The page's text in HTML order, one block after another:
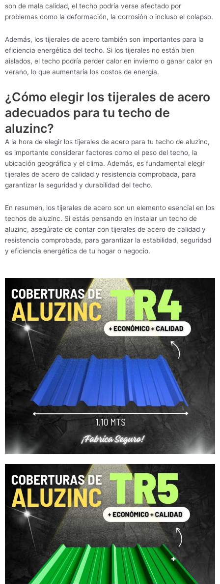
son de mala calidad, el techo podría verse afectado por
problemas como la deformación, la corrosión o incluso el colapso.
Además, los tijerales de acero también son importantes para la
eficiencia energética del techo. Si los tijerales no están bien
aislados, el techo podría perder calor en invierno o ganar calor en
verano, lo que aumentaría los costos de energía.
¿Cómo elegir los tijerales de acero
adecuados para tu techo de
aluzinc?
A la hora de elegir los tijerales de acero para tu techo de aluzinc,
es importante considerar factores como el peso del techo, la
ubicación geográfica y el clima. Además, es fundamental elegir
tijerales de acero de calidad y resistencia comprobada, para
garantizar la seguridad y durabilidad del techo.
En resumen, los tijerales de acero son un elemento esencial en los
techos de aluzinc. Si estás pensando en instalar un techo de
aluzinc, asegúrate de contar con tijerales de acero de calidad y
resistencia comprobada, para garantizar la estabilidad, seguridad
y eficiencia energética de tu hogar o negocio.